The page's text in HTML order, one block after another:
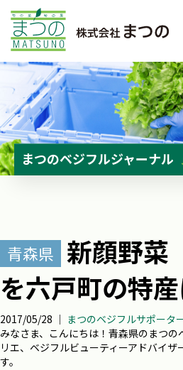
まつのベジフルジャーナル
青森県
新顔野菜
を六戸町の特産
2017/05/28 ｜ まつのベジフルサポータ
みなさま、こんにちは！青森県のまつ
リエ、ベジフルビューティーアドバイ
す。
ホーム
事業紹介
会社紹介
ニュース
お問い合わせ